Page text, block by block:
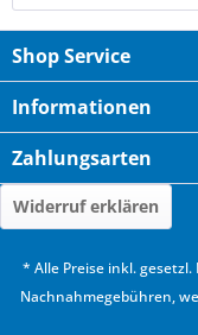
Shop Service
Informationen
Zahlungsarten
Widerruf erklären
* Alle Preise inkl.
Nachnahmegebühren,